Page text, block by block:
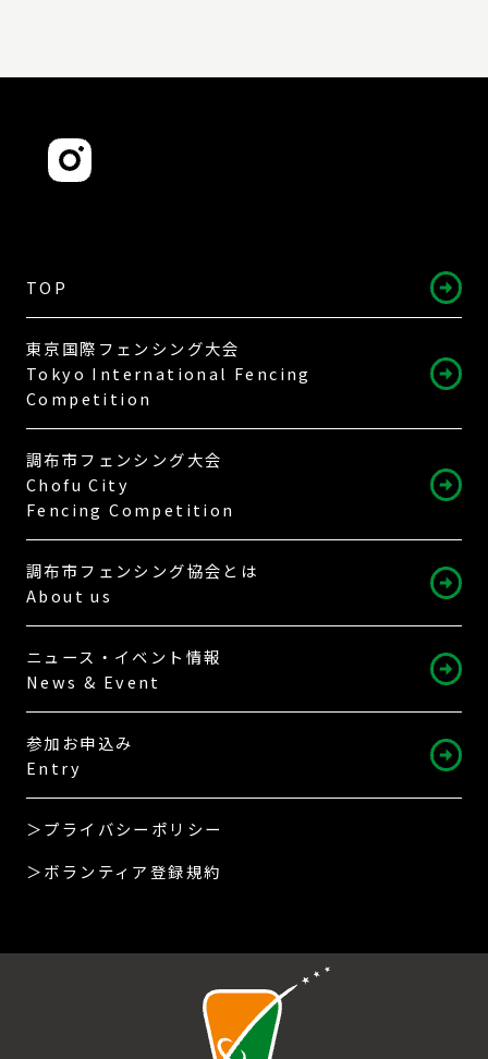
TOP
東京国際フェンシング大会
Tokyo International Fencing
Competition
調布市フェンシング大会
Chofu City
Fencing Competition
調布市フェンシング協会とは
About us
ニュース・イベント情報
News & Event
参加お申込み
Entry
＞プライバシーポリシー
＞ボランティア登録規約